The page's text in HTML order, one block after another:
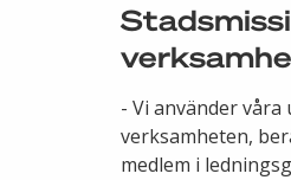
- Vi använder
verksamheten,
medlem i